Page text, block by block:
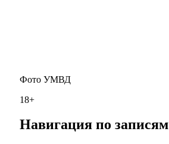
Фото УМВД
18+
Навигация по записям